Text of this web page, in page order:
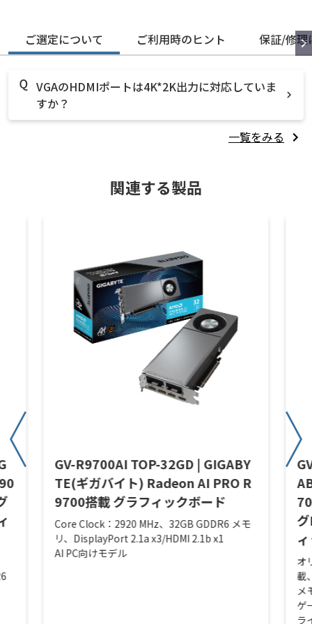
ご選定について ご利用時のヒント 保証/修理
VGAのHDMIポートは4K*2K出力に対応していま
すか？
一覧をみる
関連する製品
GV-R9700AI TOP-32GD | GIGABY
TE(ギガバイト) Radeon AI PRO R
9700搭載 グラフィックボード
Core Clock：2920 MHz、32GB GDDR6 メモ
リ、DisplayPort 2.1a x3/HDMI 2.1b x1
AI PC向けモデル
オ
載
メ
ゲ
ラ